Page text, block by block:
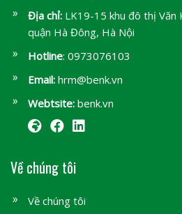
Địa chỉ: LK19-15 khu đô thị Văn
quận Hà Đông, Hà Nội
Hotline: 0973076103
Email: hrm@benk.vn
Webtsite: benk.vn
Về chúng tôi
Về chúng tôi